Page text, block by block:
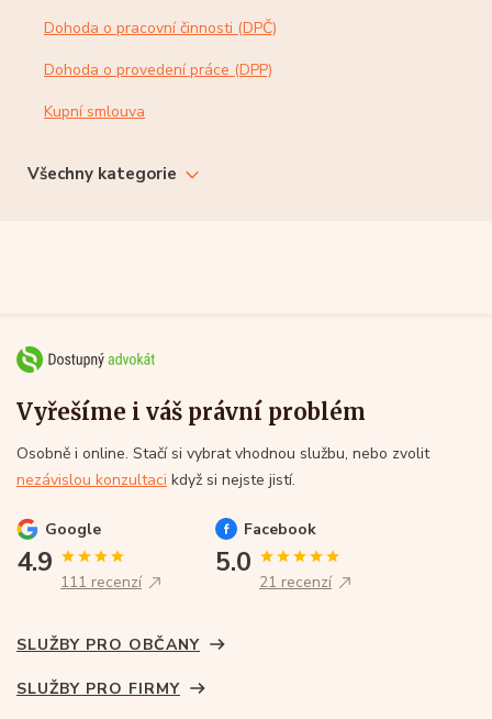
Dohoda o pracovní činnosti (DPČ)
Dohoda o provedení práce (DPP)
Kupní smlouva
Všechny kategorie
Vyřešíme i váš právní problém
Osobně i online. Stačí si vybrat vhodnou službu, nebo zvolit
nezávislou konzultaci když si nejste jistí.
Google
4.9
111 recenzí
Facebook
5.0
21 recenzí
SLUŽBY PRO OBČANY
SLUŽBY PRO FIRMY